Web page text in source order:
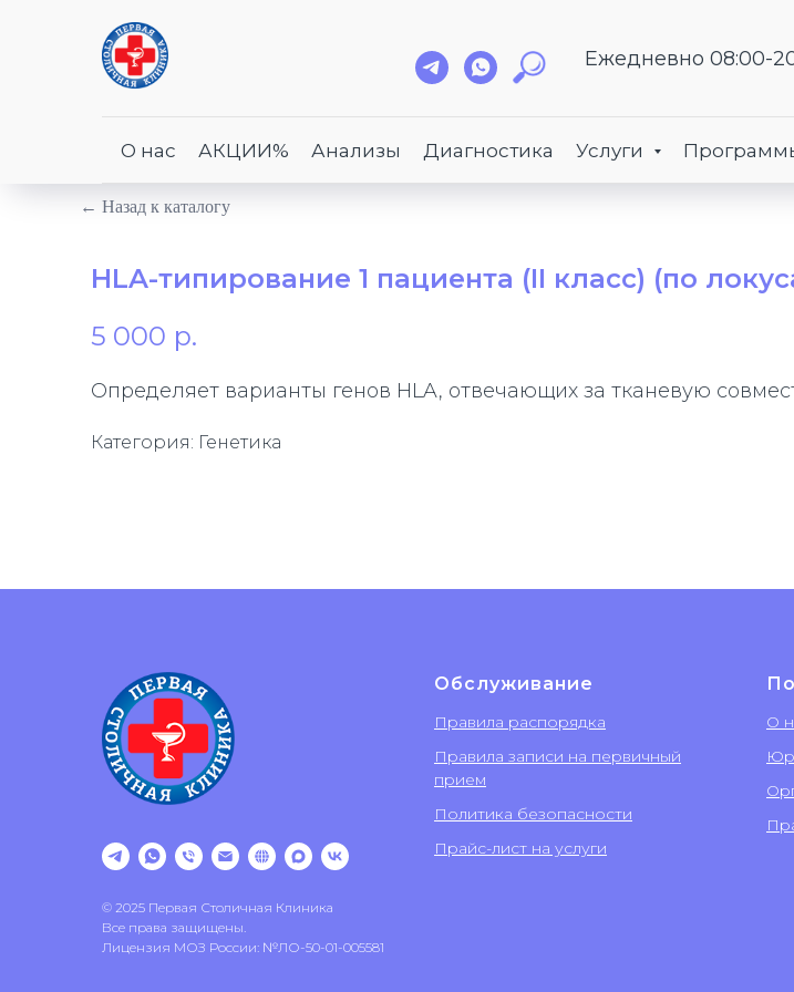
Ежедневно 08:00-
О нас АКЦИИ% Анализы Диагностика Услуги
← Назад к каталогу
HLA-типирование 1 пациента (II класс) (по
5 000 р.
Определяет варианты генов HLA, отвечающих за тканевую
Категория: Генетика
© 2025 Первая Столичная Клиника
Все права защищены.
Лицензия МОЗ России: №ЛО-50-01-005581
Обслуживание
Правила распорядка
Правила записи на первичный
прием
Политика безопасности
Прайс-лист на услуги
О